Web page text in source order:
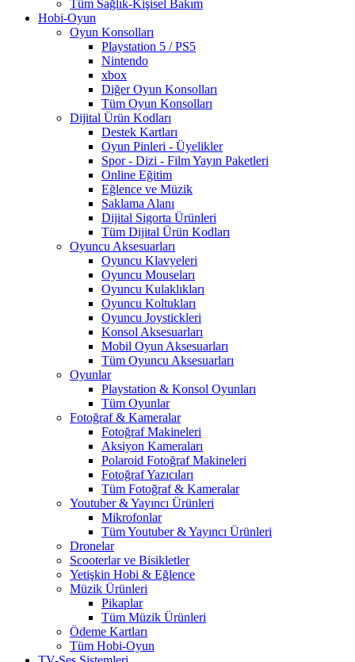
Tüm Sağlık-Kişisel Bakım
Hobi-Oyun
Oyun Konsolları
Playstation 5 / PS5
Nintendo
xbox
Diğer Oyun Konsolları
Tüm Oyun Konsolları
Dijital Ürün Kodları
Destek Kartları
Oyun Pinleri - Üyelikler
Spor - Dizi - Film Yayın Paketleri
Online Eğitim
Eğlence ve Müzik
Saklama Alanı
Dijital Sigorta Ürünleri
Tüm Dijital Ürün Kodları
Oyuncu Aksesuarları
Oyuncu Klavyeleri
Oyuncu Mouseları
Oyuncu Kulaklıkları
Oyuncu Koltukları
Oyuncu Joystickleri
Konsol Aksesuarları
Mobil Oyun Aksesuarları
Tüm Oyuncu Aksesuarları
Oyunlar
Playstation & Konsol Oyunları
Tüm Oyunlar
Fotoğraf & Kameralar
Fotoğraf Makineleri
Aksiyon Kameraları
Polaroid Fotoğraf Makineleri
Fotoğraf Yazıcıları
Tüm Fotoğraf & Kameralar
Youtuber & Yayıncı Ürünleri
Mikrofonlar
Tüm Youtuber & Yayıncı Ürünleri
Dronelar
Scooterlar ve Bisikletler
Yetişkin Hobi & Eğlence
Müzik Ürünleri
Pikaplar
Tüm Müzik Ürünleri
Ödeme Kartları
Tüm Hobi-Oyun